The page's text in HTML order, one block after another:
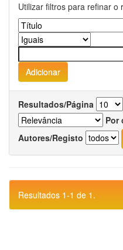
Utilizar filtros para refinar o
Resultados/Página
Por
Autores/Registo
Resultados 1-1 de 1.